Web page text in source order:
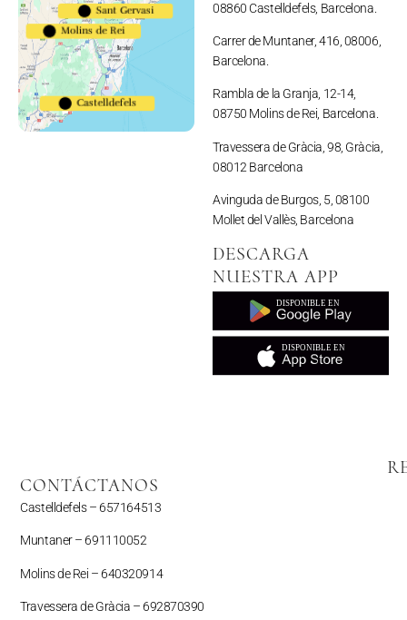
Castelldefels
Sant Gervasi
691110052
Molins de Rei
623983794
08860 Castelldefels, Barcelona.
Carrer de Muntaner, 416, 08006,
Barcelona.
Rambla de la Granja, 12-14,
08750 Molins de Rei, Barcelona.
Travessera de Gràcia, 98, Gràcia,
08012 Barcelona
Avinguda de Burgos, 5, 08100
Mollet del Vallès, Barcelona
DESCARGA
NUESTRA APP
CONTÁCTANOS
Castelldefels –657164513
Muntaner –691110052
Molins de Rei – 640320914
Travessera de Gràcia – 692870390